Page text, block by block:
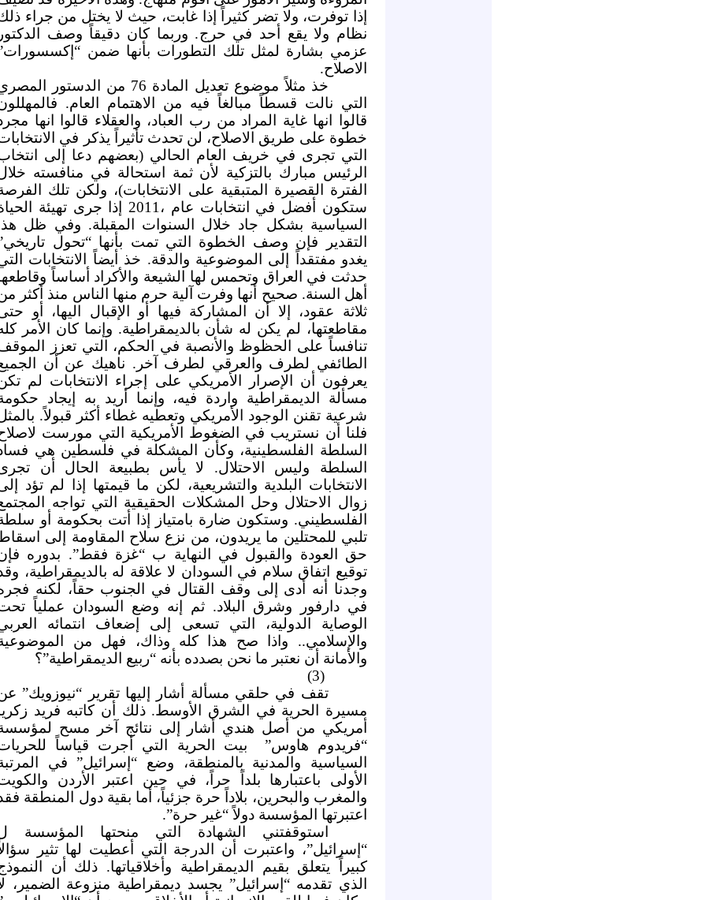
إذا توفرت، ولا تضر كثيراً إذا غابت، حيث لا يختل من جراء
نظام ولا يقع أحد في حرج. وربما كان دقيقاً وصف
عزمي بشارة لمثل تلك التطورات بأنها ضمن
الاصلاح.
خذ مثلاً موضوع تعديل المادة 76 من الدستور
التي نالت قسطاً مبالغاً فيه من الاهتمام العام.
قالوا انها غاية المراد من رب العباد، والعقلاء قالوا انها
خطوة على طريق الاصلاح، لن تحدث تأثيراً يذكر في
التي تجرى في خريف العام الحالي (بعضهم دعا إلى
الرئيس مبارك بالتزكية لأن ثمة استحالة في منافسته
الفترة القصيرة المتبقية على الانتخابات)، ولكن تلك
ستكون أفضل في انتخابات عام ،2011 إذا جرى تهيئة
السياسية بشكل جاد خلال السنوات المقبلة. وفي ظل
التقدير فإن وصف الخطوة التي تمت بأنها “تحول
يغدو مفتقداً إلى الموضوعية والدقة. خذ أيضاً الانتخابات
حدثت في العراق وتحمس لها الشيعة والأكراد أساساً
أهل السنة. صحيح أنها وفرت آلية حرم منها الناس منذ أكثر
ثلاثة عقود، إلا أن المشاركة فيها أو الإقبال اليها، أو
مقاطعتها، لم يكن له شأن بالديمقراطية. وإنما كان الأمر
تنافساً على الحظوظ والأنصبة في الحكم، التي تعزز
الطائفي لطرف والعرقي لطرف آخر. ناهيك عن أن
يعرفون أن الإصرار الأمريكي على إجراء الانتخابات لم
مسألة الديمقراطية واردة فيه، وإنما أريد به إيجاد
شرعية تقنن الوجود الأمريكي وتعطيه غطاء أكثر قبولاً.
فلنا أن نستريب في الضغوط الأمريكية التي مورست
السلطة الفلسطينية، وكأن المشكلة في فلسطين هي
السلطة وليس الاحتلال. لا يأس بطبيعة الحال أن
الانتخابات البلدية والتشريعية، لكن ما قيمتها إذا لم تؤد
زوال الاحتلال وحل المشكلات الحقيقية التي تواجه
الفلسطيني. وستكون ضارة بامتياز إذا أتت بحكومة أو
تلبي للمحتلين ما يريدون، من نزع سلاح المقاومة إلى
حق العودة والقبول في النهاية ب “غزة فقط”. بدوره
توقيع اتفاق سلام في السودان لا علاقة له بالديمقراطية،
وجدنا أنه أدى إلى وقف القتال في الجنوب حقاً، لكنه
في دارفور وشرق البلاد. ثم إنه وضع السودان عملياً
الوصاية الدولية، التي تسعى إلى إضعاف انتمائه
والإسلامي.. واذا صح هذا كله وذاك، فهل من
والأمانة أن نعتبر ما نحن بصدده بأنه “ربيع الديمقراطية”؟
(3)
تقف في حلقي مسألة أشار إليها تقرير “نيوزويك”
مسيرة الحرية في الشرق الأوسط. ذلك أن كاتبه فريد
أمريكي من أصل هندي أشار إلى نتائج آخر مسح
“فريدوم هاوس” بيت الحرية التي أجرت قياساً
السياسية والمدنية بالمنطقة، وضع “إسرائيل” في
الأولى باعتبارها بلداً حراً، في حين اعتبر الأردن
والمغرب والبحرين، بلاداً حرة جزئياً، أما بقية دول المنطقة
اعتبرتها المؤسسة دولاً “غير حرة”.
استوقفتني الشهادة التي منحتها المؤسسة
“إسرائيل”، واعتبرت أن الدرجة التي أعطيت لها تثير
كبيراً يتعلق بقيم الديمقراطية وأخلاقياتها. ذلك أن
الذي تقدمه “إسرائيل” يجسد ديمقراطية منزوعة الضمير،